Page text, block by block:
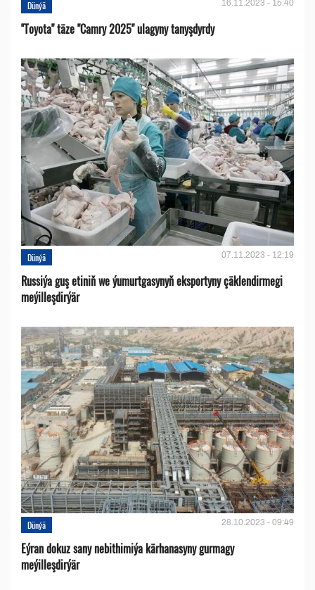
Dünýä 16.11.2023 - 15:40
''Toyota" täze "Camry 2025" ulagyny tanyşdyrdy
Dünýä 07.11.2023 - 12:19
Russiýa guş etiniň we ýumurtgasynyň eksportyny çäklendirmegi
meýilleşdirýär
Dünýä 28.10.2023 - 09:49
Eýran dokuz sany nebithimiýa kärhanasyny gurmagy
meýilleşdirýär